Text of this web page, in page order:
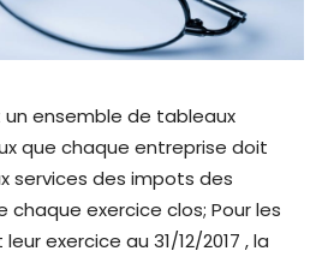
ensemble de tableaux
que chaque entreprise doit
services des impots des
chaque exercice clos; Pour les
exercice au 31/12/2017 , la